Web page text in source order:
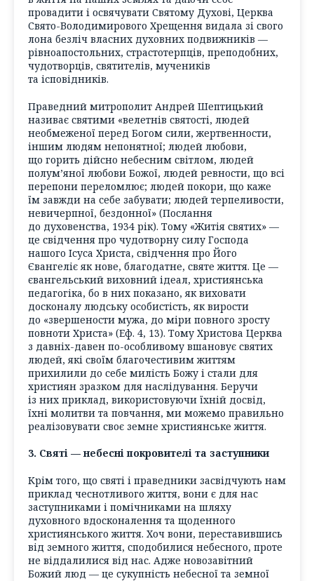
провадити і освячувати Святому Духові, Церква
Свято-Володимирового Хрещення видала зі свого
лона безліч власних духовних подвижників —
рівноапостольних, страстотерпців, преподобних,
чудотворців, святителів, мучеників
та ісповідників.
Праведний митрополит Андрей Шептицький
називає святими «велетнів святості, людей
необмеженої перед Богом сили, жертвенности,
іншим людям непонятної; людей любови,
що горить дійсно небесним світлом, людей
полум’яної любови Божої, людей ревности, що всі
перепони переломлює; людей покори, що каже
їм завжди на себе забувати; людей терпеливости,
невичерпної, бездонної» (Послання
до духовенства, 1934 рік). Тому «Житія святих» —
це свідчення про чудотворну силу Господа
нашого Ісуса Христа, свідчення про Його
Євангеліє як нове, благодатне, святе життя. Це —
євангельський виховний ідеал, християнська
педагогіка, бо в них показано, як виховати
досконалу людську особистість, як вирости
до «звершености мужа, до міри повного зросту
повноти Христа» (Еф. 4, 13). Тому Христова Церква
з давніх-давен по-особливому вшановує святих
людей, які своїм благочестивим життям
прихилили до себе милість Божу і стали для
християн зразком для наслідування. Беручи
із них приклад, використовуючи їхній досвід,
їхні молитви та повчання, ми можемо правильно
реалізовувати своє земне християнське життя.
3. Святі — небесні покровителі та заступники
Крім того, що святі і праведники засвідчують нам
приклад чеснотливого життя, вони є для нас
заступниками і помічниками на шляху
духовного вдосконалення та щоденного
християнського життя. Хоч вони, переставившись
від земного життя, сподобилися небесного, проте
не віддалилися від нас. Адже новозавітний
Божий люд — це сукупність небесної та земної